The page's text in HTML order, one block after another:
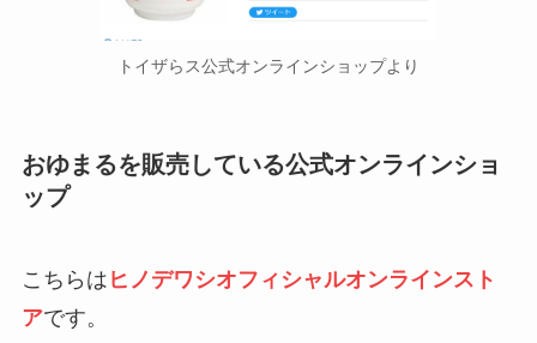
トイザらス公式オンラインショップより
おゆまるを販売している公式オンラインショ
ップ
こちらは ヒノデワシオフィシャルオンラインスト
アです。